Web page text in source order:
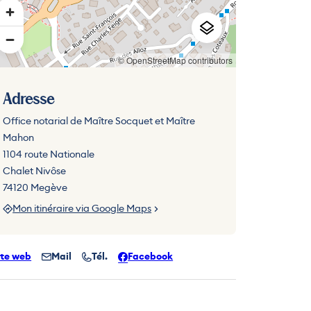
© OpenStreetMap contributors
Adresse
Office notarial de Maître Socquet et Maître
Mahon
1104 route Nationale
Chalet Nivôse
74120 Megève
Mon itinéraire via Google Maps
web Mail Tél. Facebook